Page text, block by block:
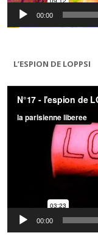
00:00
L’ESPION DE LOPPSI
Lecteur
vidéo
00:00